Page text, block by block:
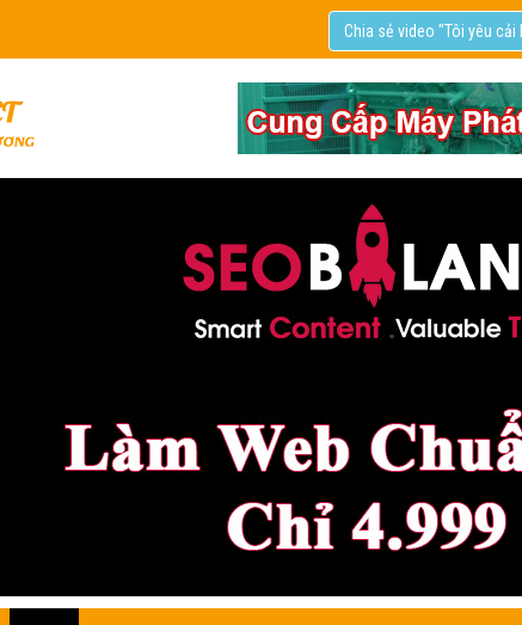
Chia sẻ video "Tôi yêu cải